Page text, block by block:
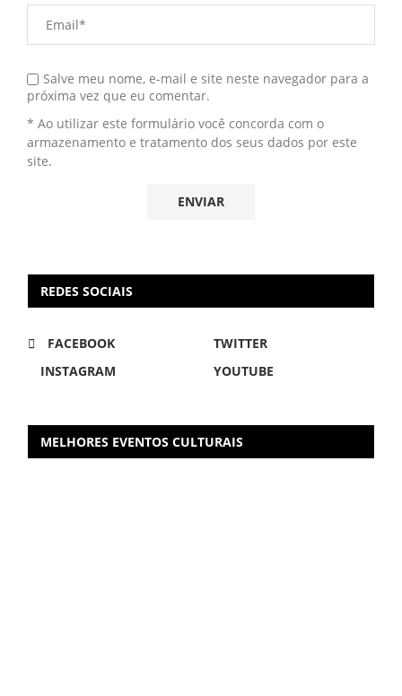
Salve meu nome, e-mail e site neste navegador para a
próxima vez que eu comentar.
* Ao utilizar este formulário você concorda com o
armazenamento e tratamento dos seus dados por este
site.
REDES SOCIAIS
FACEBOOK
TWITTER
INSTAGRAM
YOUTUBE
MELHORES EVENTOS CULTURAIS